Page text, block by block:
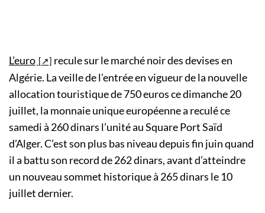
L’euro
recule sur le marché noir des devises en
Algérie. La veille de l’entrée en vigueur de la nouvelle
allocation touristique de 750 euros ce dimanche 20
juillet, la monnaie unique européenne a reculé ce
samedi à 260 dinars l’unité au Square Port Saïd
d’Alger. C’est son plus bas niveau depuis fin juin quand
il a battu son record de 262 dinars, avant d’atteindre
un nouveau sommet historique à 265 dinars le 10
juillet dernier.